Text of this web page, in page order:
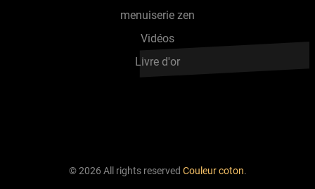
menuiserie zen
Vidéos
Livre d'or
© 2026 All rights reserved Couleur coton.